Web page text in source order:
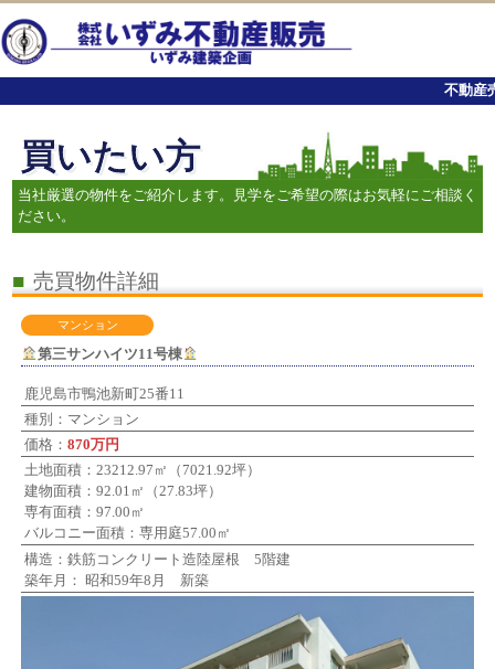
不動産
買いたい方
当社厳選の物件をご紹介します。見学をご希望の際はお気軽にご相談く
ださい。
■ 売買物件詳細
マンション
第三サンハイツ11号棟
鹿児島市鴨池新町25番11
種別：マンション
価格：870万円
土地面積：23212.97㎡（7021.92坪）
建物面積：92.01㎡（27.83坪）
専有面積：97.00㎡
バルコニー面積：専用庭57.00㎡
構造：鉄筋コンクリート造陸屋根 5階建
築年月： 昭和59年8月 新築